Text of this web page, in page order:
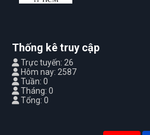
Thống kê truy cập
Trực tuyến: 26
Hôm nay: 2587
Tuần: 0
Tháng: 0
Tổng: 0